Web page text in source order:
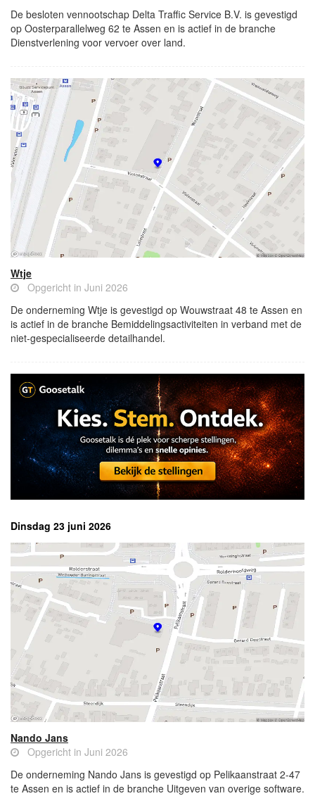
De besloten vennootschap Delta Traffic Service B.V. is gevestigd
op Oosterparallelweg 62 te Assen en is actief in de branche
Dienstverlening voor vervoer over land.
Wtje
Opgericht in Juni 2026
De onderneming Wtje is gevestigd op Wouwstraat 48 te Assen en
is actief in de branche Bemiddelingsactiviteiten in verband met de
niet-gespecialiseerde detailhandel.
Dinsdag 23 juni 2026
Nando Jans
Opgericht in Juni 2026
De onderneming Nando Jans is gevestigd op Pelikaanstraat 2-47
te Assen en is actief in de branche Uitgeven van overige software.